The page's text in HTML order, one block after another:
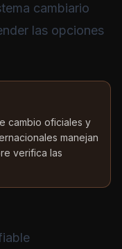
cambiario
las opciones
cambio oficiales y
manejan
verifica las